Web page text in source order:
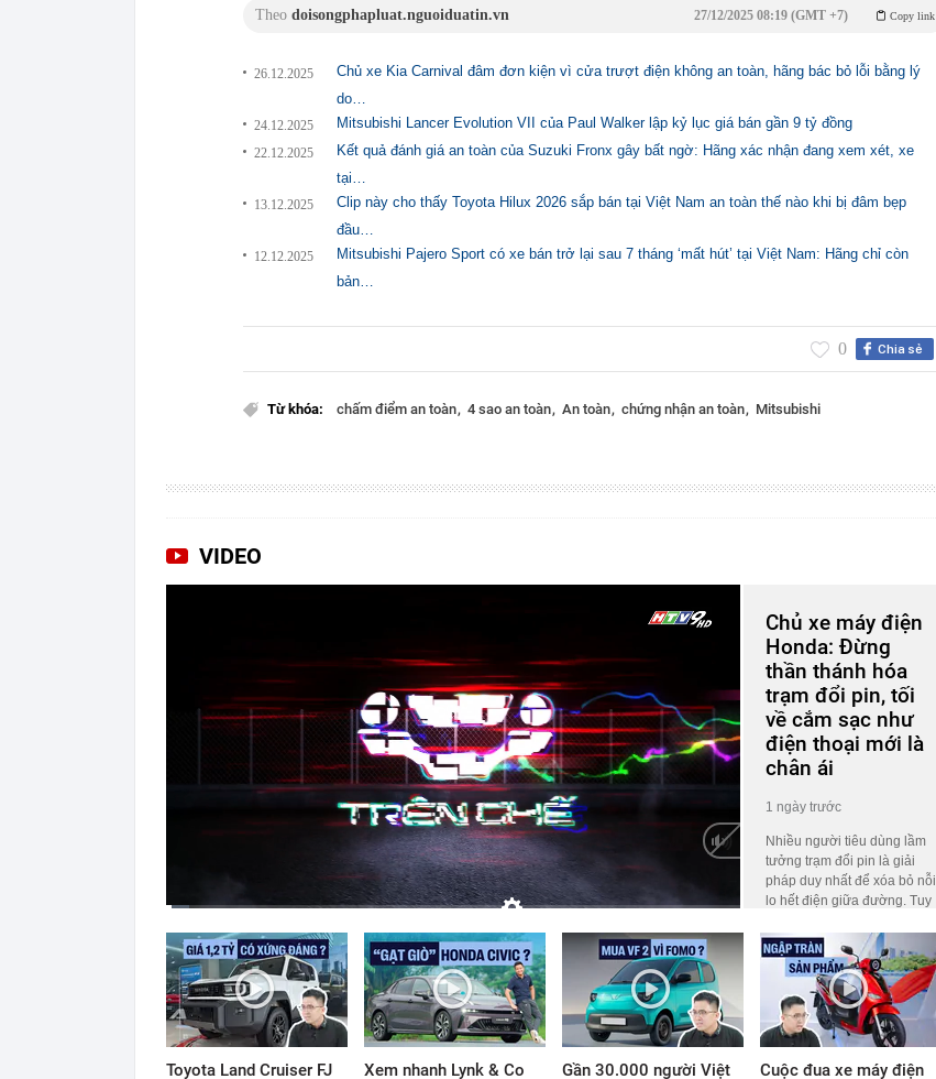
Theo doisongphapluat.nguoiduatin.vn Copy link
27/12/2025 08:19 (GMT +7)
26.12.2025
Chủ xe Kia Carnival đâm đơn kiện vì cửa trượt điện không an toàn, hãng bác bỏ lỗi bằng lý
do…
24.12.2025 Mitsubishi Lancer Evolution VII của Paul Walker lập kỷ lục giá bán gần 9 tỷ đồng
22.12.2025
Kết quả đánh giá an toàn của Suzuki Fronx gây bất ngờ: Hãng xác nhận đang xem xét, xe
tại…
13.12.2025
Clip này cho thấy Toyota Hilux 2026 sắp bán tại Việt Nam an toàn thế nào khi bị đâm bẹp
đầu…
12.12.2025
Mitsubishi Pajero Sport có xe bán trở lại sau 7 tháng ‘mất hút’ tại Việt Nam: Hãng chỉ còn
bản…
Chia sẻ
0
Từ khóa: chấm điểm an toàn 4 sao an toàn An toàn chứng nhận an toàn Mitsubishi
VIDEO
CurrentDuration
Chủ xe máy điện
Honda: Đừng
thần thánh hóa
trạm đổi pin, tối
về cắm sạc như
điện thoại mới là
chân ái
1 ngày trước
Nhiều người tiêu dùng lầm
tưởng trạm đổi pin là giải
pháp duy nhất để xóa bỏ nỗi
lo hết điện giữa đường. Tuy
Thúc Hoàng Linh – người
đang sở hữu nhiều mẫu xe
máy điện của Honda lại có
góc nhìn khác biệt.
Toyota Land Cruiser FJ Xem nhanh Lynk & Co Gần 30.000 người Việt Cuộc đua xe máy điện